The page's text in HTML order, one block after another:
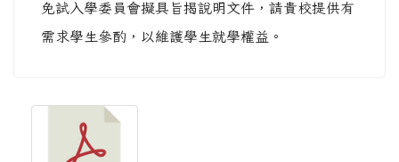
免試入學委員會擬具旨揭說明文件，請貴校提供有
需求學生參酌，以維護學生就學權益。